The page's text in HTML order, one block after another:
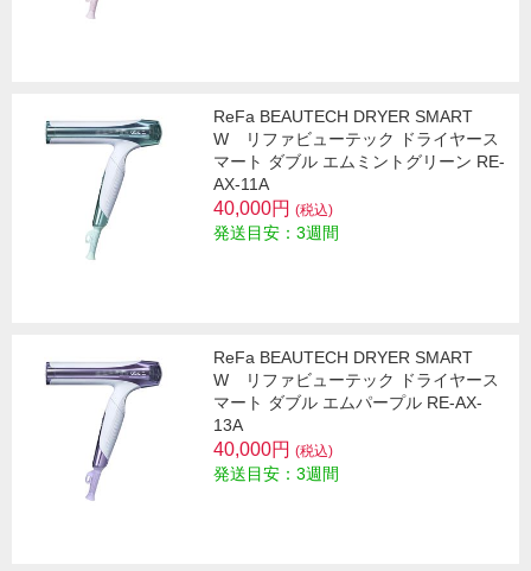
ReFa BEAUTECH DRYER SMART
W リファビューテック ドライヤース
マート ダブル エムミントグリーン RE-
AX-11A
40,000円 (税込)
発送目安：3週間
ReFa BEAUTECH DRYER SMART
W リファビューテック ドライヤース
マート ダブル エムパープル RE-AX-
13A
40,000円 (税込)
発送目安：3週間